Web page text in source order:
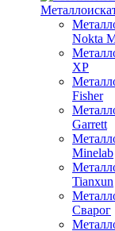
Nokta
XP
Fisher
Garrett
Minelab
Tianxun
Сварог